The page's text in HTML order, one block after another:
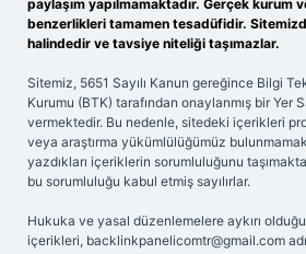
paylaşım yapılmamaktadır. Gerçek kurum
benzerlikleri tamamen tesadüfidir.
halindedir ve tavsiye niteliği taşımazlar.
Sitemiz, 5651 Sayılı Kanun gereğince Bilgi
Kurumu (BTK) tarafından onaylanmış bir Yer
vermektedir. Bu nedenle, sitedeki içerikleri
veya araştırma yükümlülüğümüz
yazdıkları içeriklerin sorumluluğunu
bu sorumluluğu kabul etmiş sayılırlar.
Hukuka ve yasal düzenlemelere aykırı
içerikleri, backlinkpanelicomtr@gmail.com